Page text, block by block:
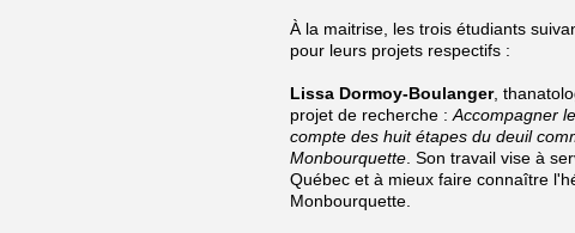
À la maitrise, les trois étudiants
pour leurs projets respectifs :
Lissa Dormoy-Boulanger,
projet de recherche : Accompagner
compte des huit étapes du deuil
Monbourquette . Son travail vise à
Québec et à mieux faire connaître
Monbourquette.